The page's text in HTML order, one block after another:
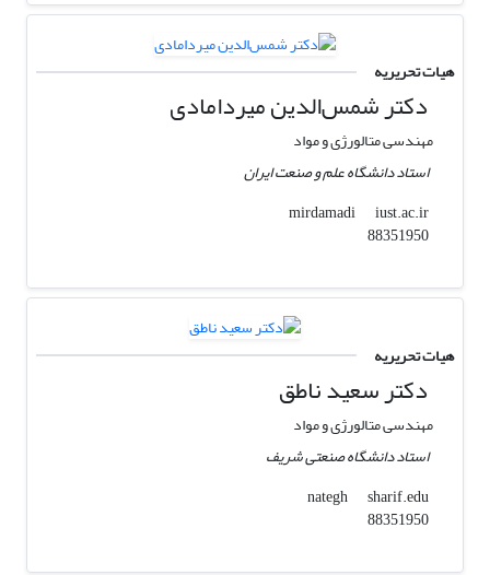
هیات تحریریه
دکتر شمس‌الدین میردامادی
مهندسی متالورژی و مواد
استاد دانشگاه علم و صنعت ایران
mirdamadi
iust.ac.ir
88351950
هیات تحریریه
دکتر سعید ناطق
مهندسی متالورژی و مواد
استاد دانشگاه صنعتی شریف
nategh
sharif.edu
88351950